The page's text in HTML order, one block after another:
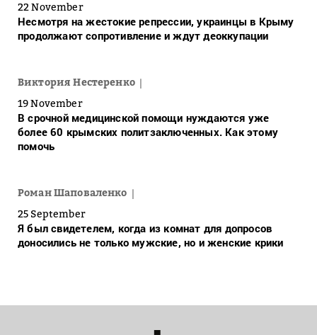
22 November
Несмотря на жестокие репрессии, украинцы в Крыму
продолжают сопротивление и ждут деоккупации
Виктория Нестеренко
19 November
В срочной медицинской помощи нуждаются уже
более 60 крымских политзаключенных. Как этому
помочь
Роман Шаповаленко
25 September
Я был свидетелем, когда из комнат для допросов
доносились не только мужские, но и женские крики